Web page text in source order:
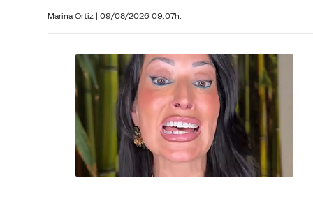
Marina Ortiz | 09/08/2026 09:07h.